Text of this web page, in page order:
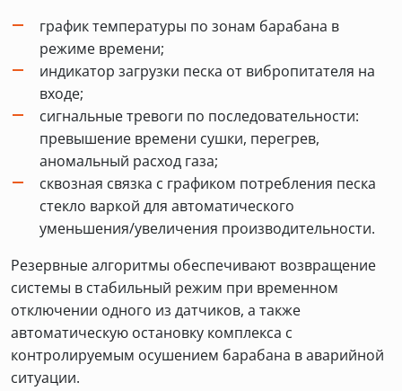
график температуры по зонам барабана в
режиме времени;
индикатор загрузки песка от вибропитателя на
входе;
сигнальные тревоги по последовательности:
превышение времени сушки, перегрев,
аномальный расход газа;
сквозная связка с графиком потребления песка
стекло варкой для автоматического
уменьшения/увеличения производительности.
Резервные алгоритмы обеспечивают возвращение
системы в стабильный режим при временном
отключении одного из датчиков, а также
автоматическую остановку комплекса с
контролируемым осушением барабана в аварийной
ситуации.